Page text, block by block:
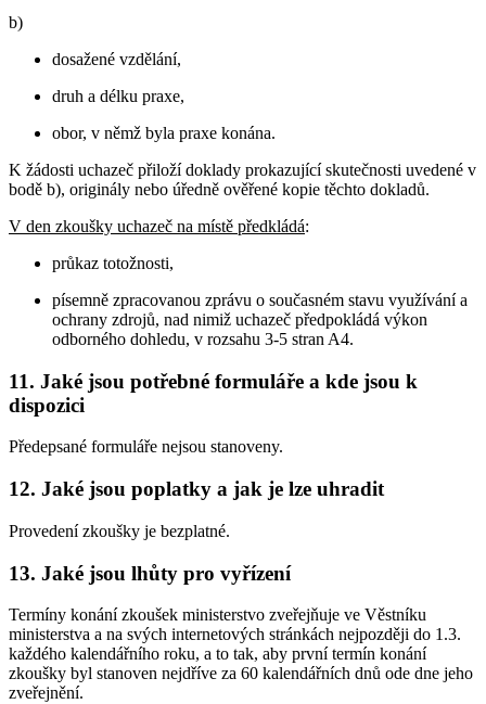
b)
dosažené vzdělání,
druh a délku praxe,
obor, v němž byla praxe konána.
K žádosti uchazeč přiloží doklady prokazující skutečnosti uvedené v
bodě b), originály nebo úředně ověřené kopie těchto dokladů.
V den zkoušky uchazeč na místě předkládá:
průkaz totožnosti,
písemně zpracovanou zprávu o současném stavu využívání a
ochrany zdrojů, nad nimiž uchazeč předpokládá výkon
odborného dohledu, v rozsahu 3-5 stran A4.
11. Jaké jsou potřebné formuláře a kde jsou k
dispozici
Předepsané formuláře nejsou stanoveny.
12. Jaké jsou poplatky a jak je lze uhradit
Provedení zkoušky je bezplatné.
13. Jaké jsou lhůty pro vyřízení
Termíny konání zkoušek ministerstvo zveřejňuje ve Věstníku
ministerstva a na svých internetových stránkách nejpozději do 1.3.
každého kalendářního roku, a to tak, aby první termín konání
zkoušky byl stanoven nejdříve za 60 kalendářních dnů ode dne jeho
zveřejnění.